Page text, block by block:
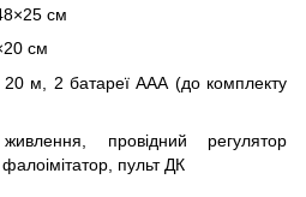
см
см
20 м, 2 батареї ААА (до комплекту
провідний регулятор
пульт ДК